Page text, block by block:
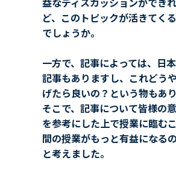
ど、このトピックが活きてく
でしょうか。
一方で、記事によっては、日
記事もありますし、これどう
げたら良いの？という物もあり
そこで、記事について皆様の
を参考にした上で授業に臨む
間の授業がもっと有益になる
と考えました。